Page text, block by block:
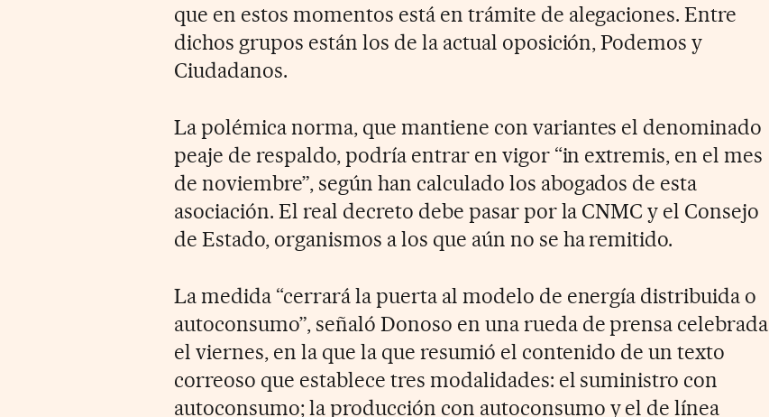
que en estos momentos está en trámite de alegaciones. Entre
dichos grupos están los de la actual oposición, Podemos y
Ciudadanos.
La polémica norma, que mantiene con variantes el denominado
peaje de respaldo, podría entrar en vigor “in extremis, en el mes
de noviembre”, según han calculado los abogados de esta
asociación. El real decreto debe pasar por la CNMC y el Consejo
de Estado, organismos a los que aún no se ha remitido.
La medida “cerrará la puerta al modelo de energía distribuida o
autoconsumo”, señaló Donoso en una rueda de prensa celebrada
el viernes, en la que la que resumió el contenido de un texto
correoso que establece tres modalidades: el suministro con
autoconsumo; la producción con autoconsumo y el de línea